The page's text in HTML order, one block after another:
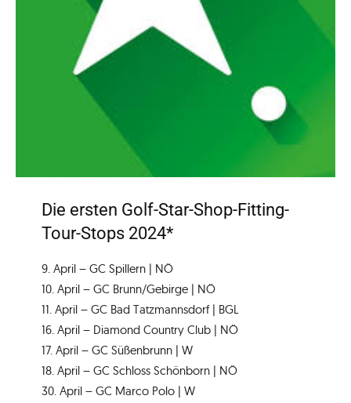
Die ersten Golf-Star-Shop-Fitting-
Tour-Stops 2024*
9. April – GC Spillern | NÖ
10. April – GC Brunn/Gebirge | NÖ
11. April – GC Bad Tatzmannsdorf | BGL
16. April – Diamond Country Club | NÖ
17. April – GC Süßenbrunn | W
18. April – GC Schloss Schönborn | NÖ
30. April – GC Marco Polo | W